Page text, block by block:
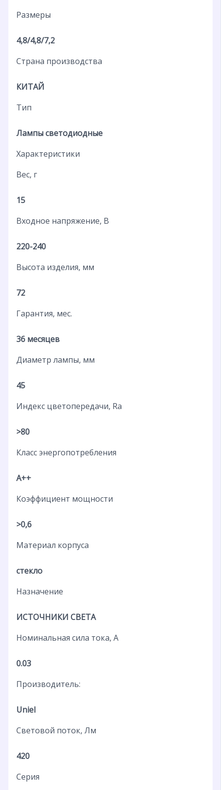
Размеры
4,8/4,8/7,2
Страна производства
КИТАЙ
Тип
Лампы светодиодные
Характеристики
Вес, г
15
Входное напряжение, В
220-240
Высота изделия, мм
72
Гарантия, мес.
36 месяцев
Диаметр лампы, мм
45
Индекс цветопередачи, Ra
>80
Класс энергопотребления
A++
Коэффициент мощности
>0,6
Материал корпуса
стекло
Назначение
ИСТОЧНИКИ СВЕТА
Номинальная сила тока, А
0.03
Производитель:
Uniel
Световой поток, Лм
420
Серия